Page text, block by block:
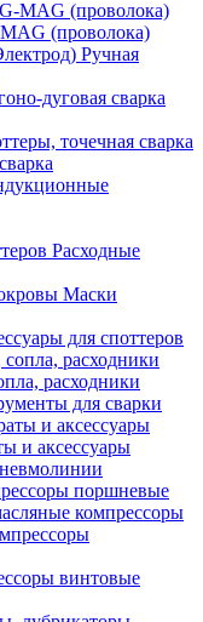
(проволока)
Ручная
дуговая сварка
точечная сварка
Расходные
Маски
для споттеров
расходники
для сварки
и аксессуары
поршневые
компрессоры
винтовые